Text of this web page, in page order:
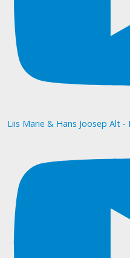
Liis Marie & Hans Joosep Alt -